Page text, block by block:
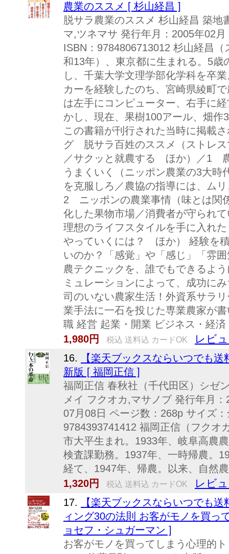
農業のススメ [ 杉山経昌 ]
脱サラ農業のススメ 杉山経昌 築
マ,ツネマサ 発行年月：2005年02
ISBN：9784806713012 杉山経昌
和13年）、東京都に生まれる。5歳
し、千葉大学文理学部化学科を卒
カーを経験したのち、宮崎県綾町
は左手にコンピューター、右手に
かし、現在、果樹100アール、畑
この書籍が刊行された当時に掲載
グ 脱サラ百姓のススメ（ストレ
／サクッと就農する ほか）／1
うまくいく（ニッポン農業の3大時
を克服しろ／農協の指導には、ム
2 ニッポンの農業事情（味とは関
化した果物市場／消費者が守ら
理想のライフスタイルを手に入れ
やっていくには？ ほか） 経験を
いのか？「感覚」や「感じ」「雰
農テクニックを、誰でもできるよ
ミュレーションによって、成功に
司のいない農家生活！外資系サラ
業手法に一石を投じた専業農家が
職 経営 起業・開業 ビジネス・経
1,980円
税込 送料込 カードOK レビ
16.
【楽天ブックスならいつでも
新版 [ 福岡正信 ]
福岡正信 春秋社（千代田区）シゼ
メイ フクオカ,マサノブ 発行年月
07月08日 ページ数：268p サイズ
9784393741412 福岡正信（フクオ
市大平生まれ。1933年、岐阜高農
検査課勤務。1937年、一時帰農。
経て、1947年、帰農。以来、自然
1,320円
税込 送料込 カードOK レビ
17.
【楽天ブックスならいつでも
ィング30の法則 お客がモノを買っ
ョセフ・シュガーマン ]
お客がモノを買ってしまう心理的